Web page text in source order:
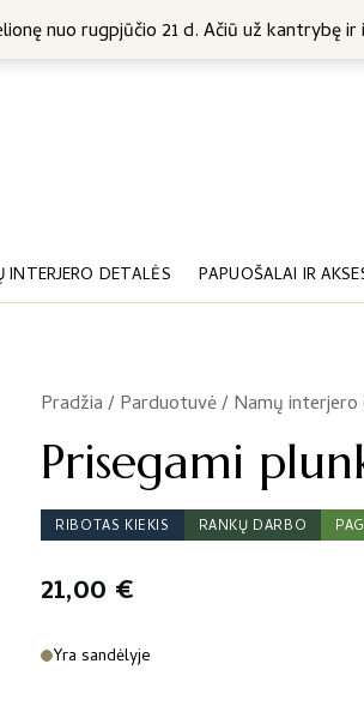
nuo rugpjūčio 21 d. Ačiū už kantrybę
INTERJERO DETALĖS PAPUOŠALAI IR
Pradžia/Parduotuvė/Namų interjero
/
Prisegami
RIBOTAS KIEKIS RANKŲ DARBO
21,00 €
Yra sandėlyje